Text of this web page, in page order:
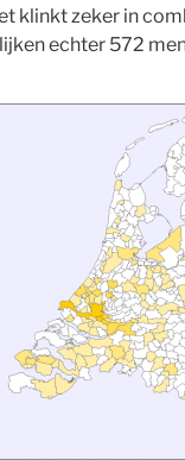
klinkt zeker in
echter 572